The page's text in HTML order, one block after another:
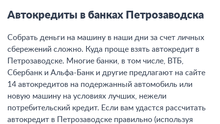
Автокредиты в банках Петрозаводска
Собрать деньги на машину в наши дни за счет личных
сбережений сложно. Куда проще взять автокредит в
Петрозаводске. Многие банки, в том числе, ВТБ,
Сбербанк и Альфа-Банк и другие предлагают на сайте
14 автокредитов на подержанный автомобиль или
новую машину на условиях лучших, нежели
потребительский кредит. Если вам удастся рассчитать
автокредит в Петрозаводске правильно (используя